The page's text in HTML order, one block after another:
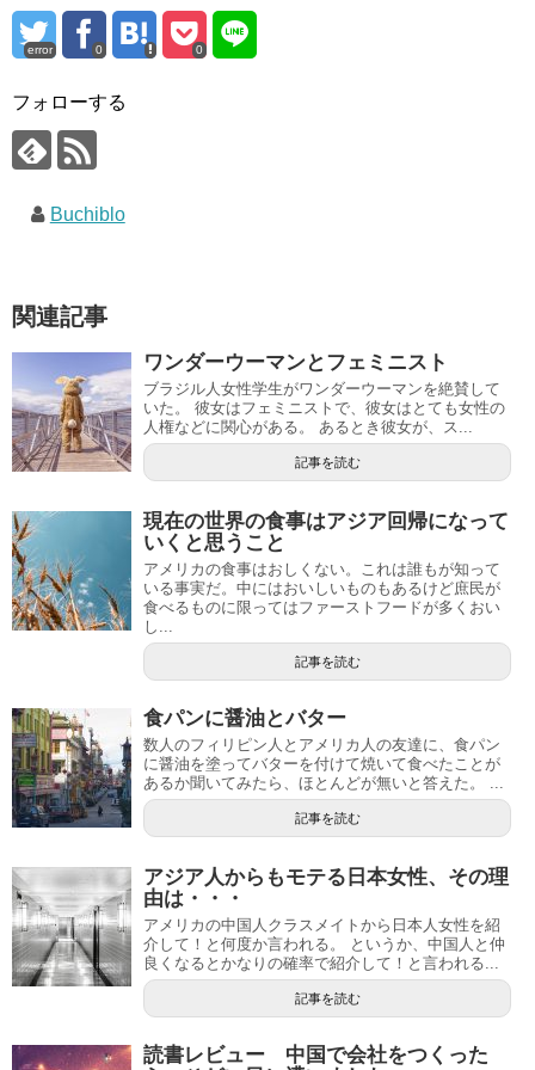
error 0 0
フォローする
Buchiblo
関連記事
ワンダーウーマンとフェミニスト
ブラジル人女性学生がワンダーウーマンを絶賛して
いた。 彼女はフェミニストで、彼女はとても女性の
人権などに関心がある。 あるとき彼女が、ス...
記事を読む
現在の世界の食事はアジア回帰になって
いくと思うこと
アメリカの食事はおしくない。これは誰もが知って
いる事実だ。中にはおいしいものもあるけど庶民が
食べるものに限ってはファーストフードが多くおい
し...
記事を読む
食パンに醤油とバター
数人のフィリピン人とアメリカ人の友達に、食パン
に醤油を塗ってバターを付けて焼いて食べたことが
あるか聞いてみたら、ほとんどが無いと答えた。 ...
記事を読む
アジア人からもモテる日本女性、その理
由は・・・
アメリカの中国人クラスメイトから日本人女性を紹
介して！と何度か言われる。 というか、中国人と仲
良くなるとかなりの確率で紹介して！と言われる...
記事を読む
読書レビュー 中国で会社をつくった